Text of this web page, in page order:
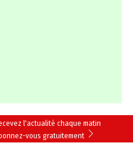
l'actualité chaque matin
vous gratuitement